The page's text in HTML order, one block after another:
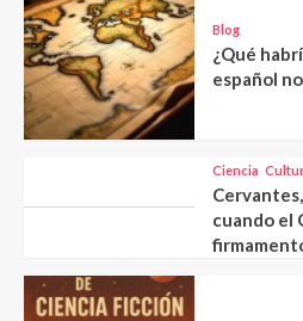
Blog
¿Qué
español
Ciencia
cuando el